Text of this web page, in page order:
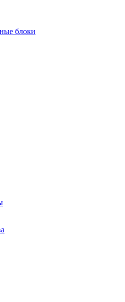
блоки